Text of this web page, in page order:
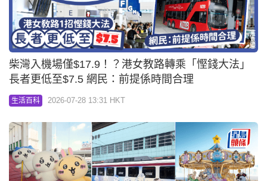
柴灣入機場僅$17.9！？港女教路轉乘「慳錢大法」
長者更低至$7.5 網民：前提係時間合理
生活百科 2026-07-28 13:31 HKT